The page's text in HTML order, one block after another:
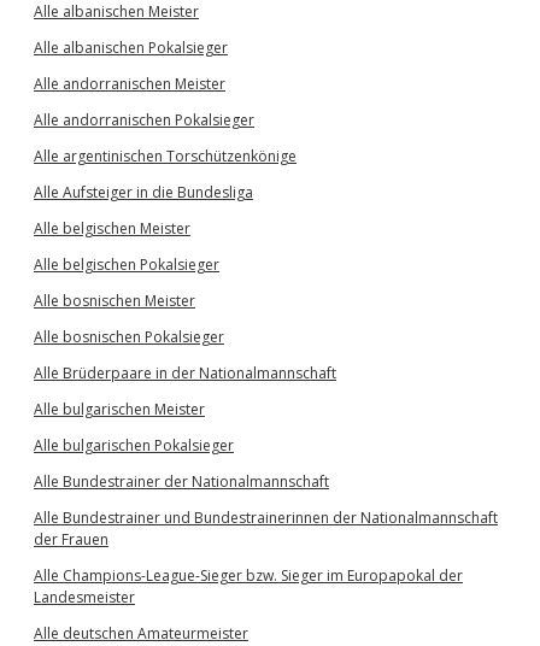
Alle albanischen Meister
Alle albanischen Pokalsieger
Alle andorranischen Meister
Alle andorranischen Pokalsieger
Alle argentinischen Torschützenkönige
Alle Aufsteiger in die Bundesliga
Alle belgischen Meister
Alle belgischen Pokalsieger
Alle bosnischen Meister
Alle bosnischen Pokalsieger
Alle Brüderpaare in der Nationalmannschaft
Alle bulgarischen Meister
Alle bulgarischen Pokalsieger
Alle Bundestrainer der Nationalmannschaft
Alle Bundestrainer und Bundestrainerinnen der Nationalmannschaft
der Frauen
Alle Champions-League-Sieger bzw. Sieger im Europapokal der
Landesmeister
Alle deutschen Amateurmeister